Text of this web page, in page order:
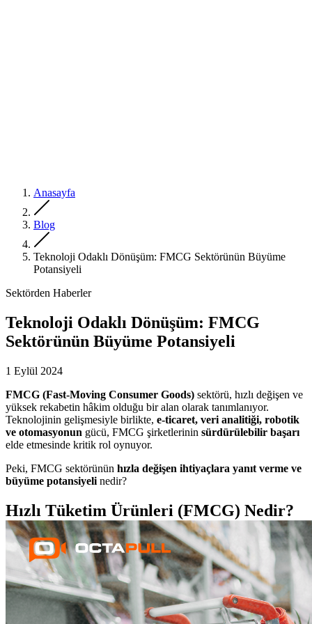
Anasayfa
Blog
Teknoloji Odaklı Dönüşüm: FMCG Sektörünün Büyüme
Potansiyeli
Sektörden Haberler
Teknoloji Odaklı Dönüşüm: FMCG
Sektörünün Büyüme Potansiyeli
1 Eylül 2024
FMCG (Fast-Moving Consumer Goods) sektörü, hızlı değişen ve
yüksek rekabetin hâkim olduğu bir alan olarak tanımlanıyor.
Teknolojinin gelişmesiyle birlikte, e-ticaret, veri analitiği, robotik
ve otomasyonun gücü, FMCG şirketlerinin sürdürülebilir başarı
elde etmesinde kritik rol oynuyor.
Peki, FMCG sektörünün hızla değişen ihtiyaçlara yanıt verme ve
büyüme potansiyeli nedir?
Hızlı Tüketim Ürünleri (FMCG) Nedir?